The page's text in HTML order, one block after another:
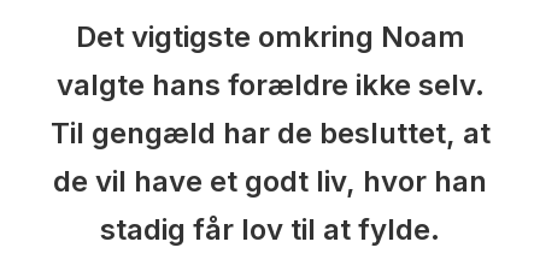
Det vigtigste omkring Noam
valgte hans forældre ikke selv.
Til gengæld har de besluttet, at
de vil have et godt liv, hvor han
stadig får lov til at fylde.